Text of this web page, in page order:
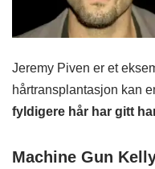
Jeremy Piven er et
hårtransplantasjon kan
fyldigere hår har gitt
Machine Gun